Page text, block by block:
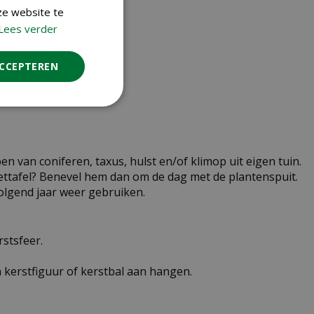
van coniferen, taxus, hulst en/of klimop uit eigen tuin.
Benevel hem dan om de dag met de plantenspuit.
jaar weer gebruiken.
of kerstbal aan hangen.
website te
verder